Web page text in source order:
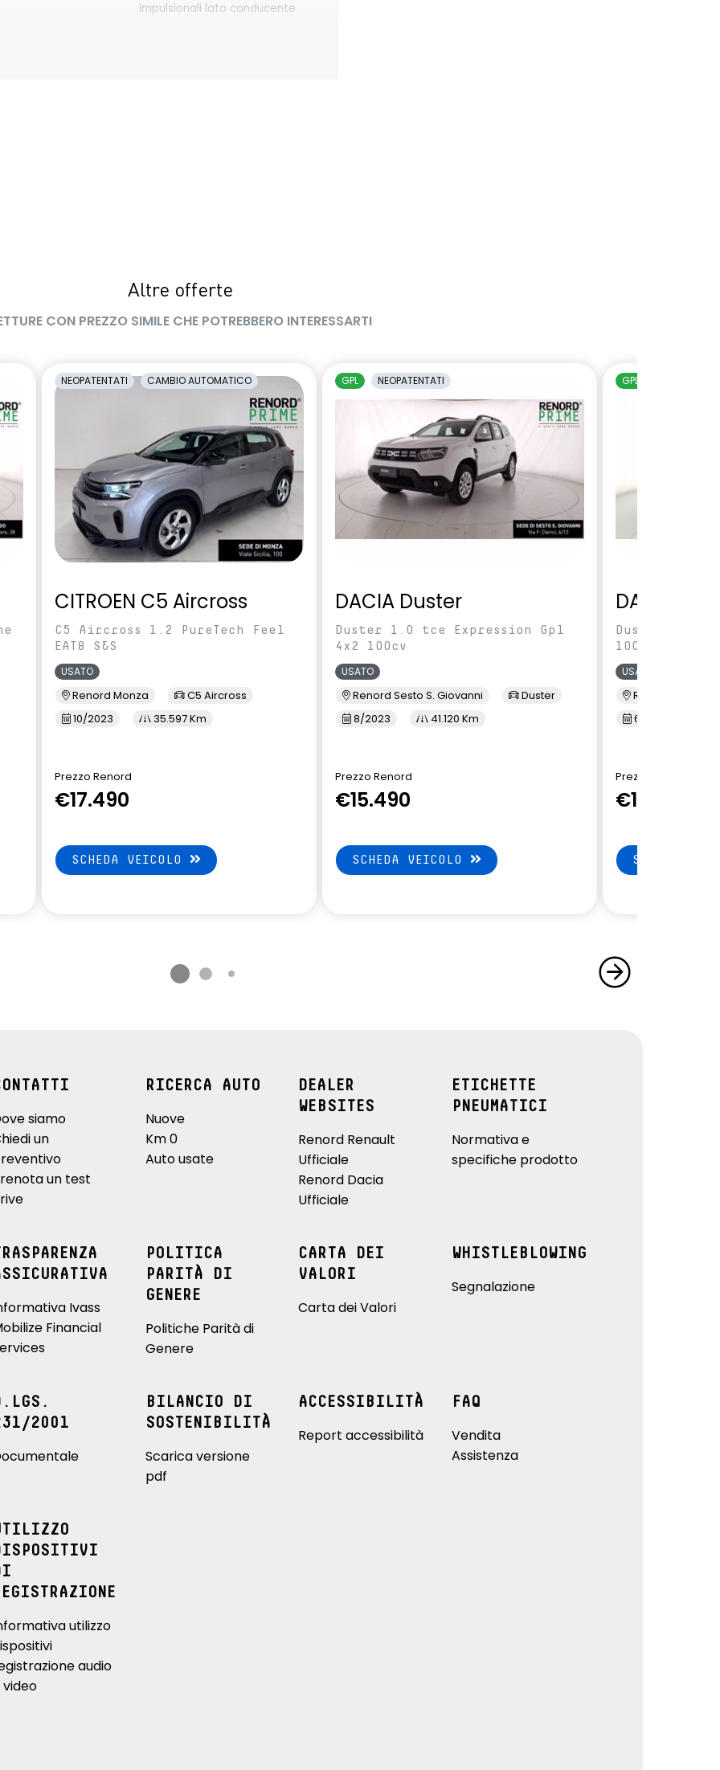
impulsionali lato conducente
con
Retrovisori esterni in tinta
regolabile in
Sedili con sistema isofix
posteriori
stato di
Videocamera posteriore
in altezza e
Voltante multifunzione
Altre offerte
CON PREZZO SIMILE CHE POTREBBERO INTERESSARTI
NEOPATENTATI CAMBIO AUTOMATICO
CITROEN C5 Aircross
C5 Aircross 1.2 PureTech Feel
EAT8 S&S
USATO
Renord Monza
C5 Aircross
10/2023
35.597 Km
Prezzo Renord
€17.490
SCHEDA VEICOLO
GPL NEOPATENTATI
DACIA Duster
Duster 1.0 tce Expression Gpl
4x2 100cv
USATO
Renord Sesto S. Giovanni
Duster
8/2023
41.120 Km
Prezzo Renord
€15.490
SCHEDA VEICOLO
GPL
DACIA
Duster 1.0
100cv
USATO
Renord Monza
6/2023
Prezzo Renord
€15.790
SCHEDA
siamo
un
un test
RICERCA AUTO
Nuove
Km 0
Auto usate
DEALER
WEBSITES
Renord Renault
Ufficiale
Renord Dacia
Ufficiale
ETICHETTE
PNEUMATICI
Normativa e
specifiche prodotto
Ivass
Financial
POLITICA
PARITÀ DI
GENERE
Politiche Parità di
Genere
CARTA DEI
VALORI
Carta dei Valori
WHISTLEBLOWING
Segnalazione
2001
BILANCIO DI
SOSTENIBILITÀ
Scarica versione
pdf
ACCESSIBILITÀ
Report accessibilità
FAQ
Vendita
Assistenza
utilizzo
audio
video